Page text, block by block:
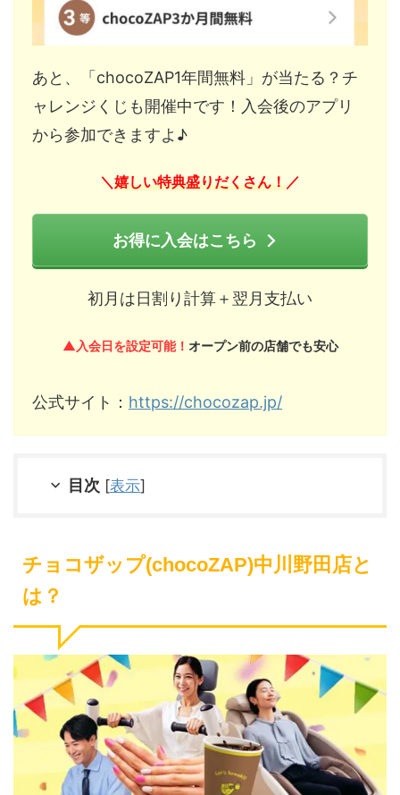
あと、「chocoZAP1年間無料」が当たる？チ
ャレンジくじも開催中です！入会後のアプリ
から参加できますよ♪
＼ 嬉しい特典盛りだくさん！ ／
お得に入会はこちら
初月は日割り計算＋翌月支払い
▲入会日を設定可能！ オープン前の店舗でも安心
公式サイト： https://chocozap.jp/
目次 [表示]
チョコザップ(chocoZAP)中川野田店と
は？